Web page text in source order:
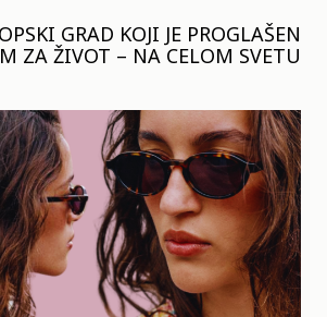
GRAD KOJI JE PROGLAŠEN
ZA ŽIVOT – NA CELOM SVETU